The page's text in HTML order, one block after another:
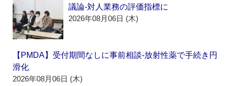
議論‐対人業務の評価指標に
2026年08月06日 (木)
【PMDA】受付期間なしに事前相談‐放射性薬で手続き円
滑化
2026年08月06日 (木)